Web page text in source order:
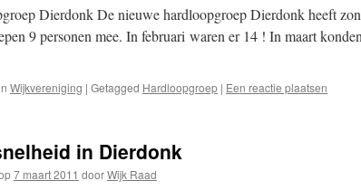
Dierdonk De nieuwe hardloopgroep Dierdonk heeft
9 personen mee. In februari waren er 14 ! In maart
Wijkvereniging | Getagged Hardloopgroep | Een reactie plaatsen
in Dierdonk
7 maart 2011 doorWijk Raad